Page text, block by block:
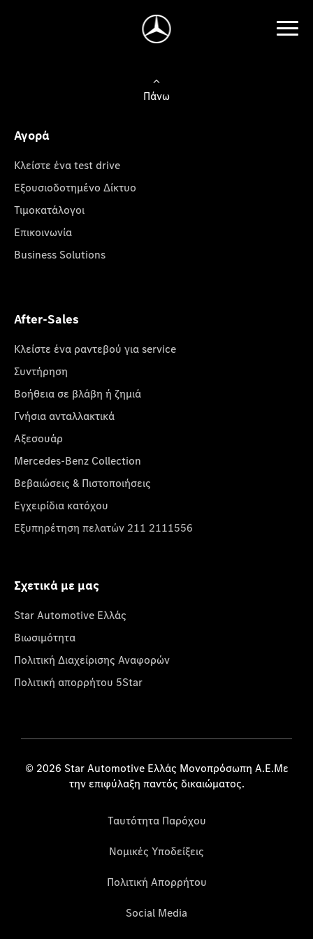
Πάνω
Αγορά
Κλείστε ένα test drive
Εξουσιοδοτημένο Δίκτυο
Τιμοκατάλογοι
Επικοινωνία
Business Solutions
After-Sales
Κλείστε ένα ραντεβού για service
Συντήρηση
Βοήθεια σε βλάβη ή ζημιά
Γνήσια ανταλλακτικά
Αξεσουάρ
Mercedes-Benz Collection
Βεβαιώσεις & Πιστοποιήσεις
Εγχειρίδια κατόχου
Εξυπηρέτηση πελατών 211 2111556
Σχετικά με μας
Star Automotive Ελλάς
Βιωσιμότητα
Πολιτική Διαχείρισης Αναφορών
Πολιτική απορρήτου 5Star
© 2026 Star Automotive Ελλάς Μονοπρόσωπη Α.Ε.Με
την επιφύλαξη παντός δικαιώματος.
Ταυτότητα Παρόχου
Νομικές Υποδείξεις
Πολιτική Απορρήτου
Social Media